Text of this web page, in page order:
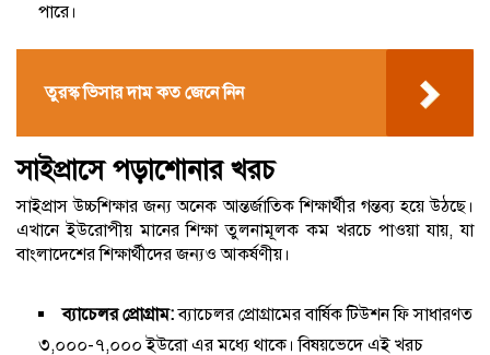
পারে।
তুরস্ক ভিসার দাম কত জেনে নিন
সাইপ্রাসে পড়াশোনার খরচ
সাইপ্রাস উচ্চশিক্ষার জন্য অনেক আন্তর্জাতিক শিক্ষার্থীর গন্তব্য হয়ে উঠছে।
এখানে ইউরোপীয় মানের শিক্ষা তুলনামূলক কম খরচে পাওয়া যায়, যা
বাংলাদেশের শিক্ষার্থীদের জন্যও আকর্ষণীয়।
ব্যাচেলর প্রোগ্রাম:ব্যাচেলর প্রোগ্রামের বার্ষিক টিউশন ফি সাধারণত
৩,০০০-৭,০০০ ইউরো এর মধ্যে থাকে। বিষয়ভেদে এই খরচ